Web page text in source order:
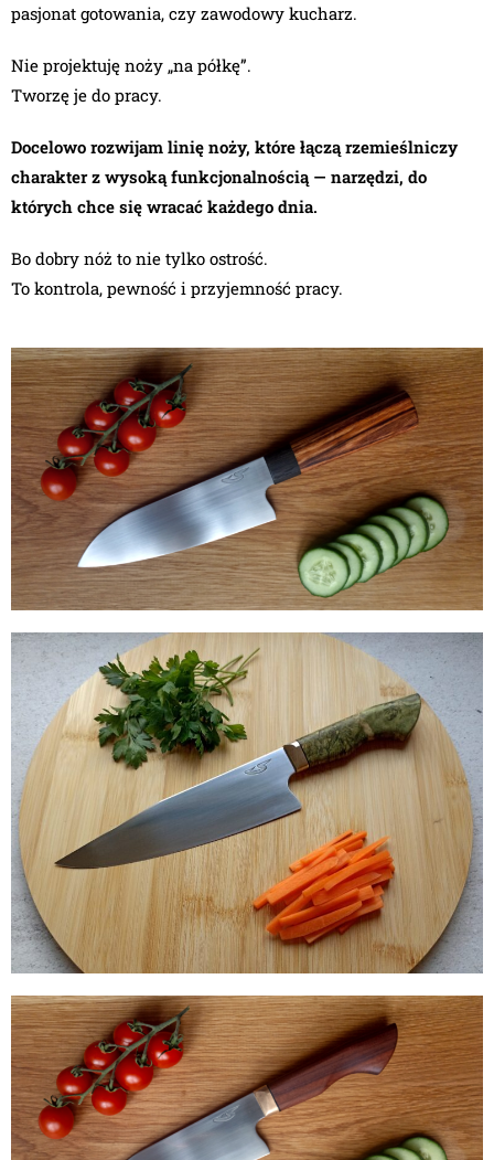
pasjonat gotowania, czy zawodowy kucharz.
Nie projektuję noży „na półkę”.
Tworzę je do pracy.
Docelowo rozwijam linię noży, które łączą rzemieślniczy
charakter z wysoką funkcjonalnością — narzędzi, do
których chce się wracać każdego dnia.
Bo dobry nóż to nie tylko ostrość.
To kontrola, pewność i przyjemność pracy.